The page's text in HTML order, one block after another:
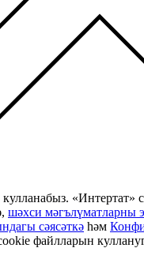
«Интертат»
шәхси мәгълүматларны
сәясәткә һәм
файлларын